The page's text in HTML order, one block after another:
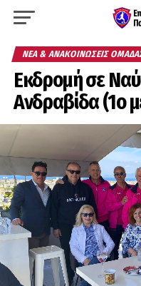
ΝΈΑ & ΑΝΑΚΟΙΝΏΣΕΙΣ
Εκδρομή σε
Ανδραβίδα (1ο